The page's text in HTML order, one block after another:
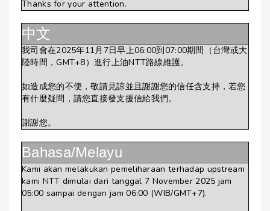
Thanks for your attention.
中文
我司會在2025年11月7日早上06:00到07:00期間（台灣或大
陸時間，GMT+8）進行上油NTT路線維護。
如造成您的不便，敬請見諒並且謝謝您的信任含支持，若您
有什麼疑問，請您直接發支援信給我們。
謝謝您。
Bahasa/Melayu
Kami akan melakukan pemeliharaan terhadap upstream
kami NTT dimulai dari tanggal 7 November 2025 jam
05:00 sampai dengan jam 06:00 (WIB/GMT+7).